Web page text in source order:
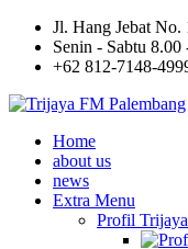
Jl. Hang Jebat No.
Senin - Sabtu
+62 812-7148-
Home
about us
news
Extra Menu
Profil